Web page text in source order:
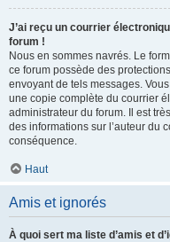
J’ai reçu un courrier
forum !
Nous en sommes navrés. Le
ce forum possède des
envoyant de tels messages.
une copie complète du courrier
administrateur du forum. Il est
des informations sur l’auteur du
conséquence.
Haut
Amis et ignorés
À quoi sert ma liste d’amis et